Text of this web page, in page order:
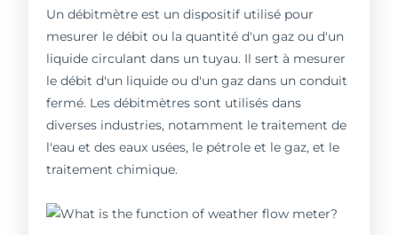
Un débitmètre est un dispositif utilisé pour
mesurer le débit ou la quantité d'un gaz ou d'un
liquide circulant dans un tuyau. Il sert à mesurer
le débit d'un liquide ou d'un gaz dans un conduit
fermé. Les débitmètres sont utilisés dans
diverses industries, notamment le traitement de
l'eau et des eaux usées, le pétrole et le gaz, et le
traitement chimique.